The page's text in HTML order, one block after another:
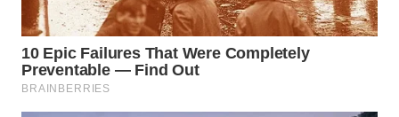
Wahana
Media
Group
WAHANA